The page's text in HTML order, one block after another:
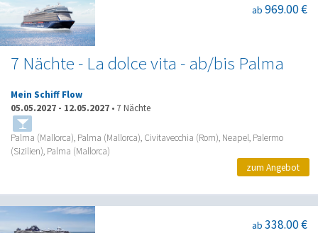
7 Nächte - La dolce vita - ab/bis Palma
ab 969.00 €
Mein Schiff Flow
05.05.2027 - 12.05.2027 • 7 Nächte
Palma (Mallorca), Palma (Mallorca), Civitavecchia (Rom), Neapel, Palermo
(Sizilien), Palma (Mallorca)
zum Angebot
ab 338.00 €